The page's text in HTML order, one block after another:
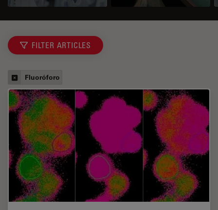
FILTER ARTICLES
Fluoróforo